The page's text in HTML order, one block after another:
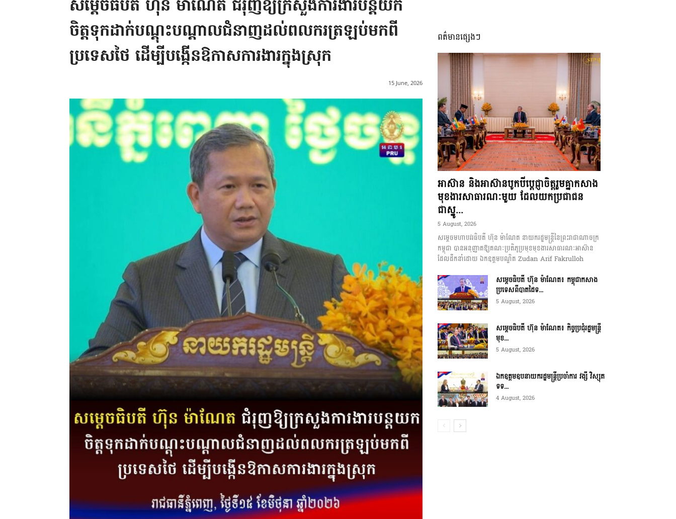
អង្គ
និង
ប្រតិកម្ម
រហ័ស
សម្ដេចធិបតី ហ៊ុន ម៉ាណែត ជំរុញឱ្យក្រសួងការងារបន្តយក
ចិត្តទុកដាក់បណ្ដុះបណ្ដាលជំនាញដល់ពលករត្រឡប់មកពី
ប្រទេសថៃ ដើម្បីបង្កើនឱកាសការងារក្នុងស្រុក
15 June, 2026
ពត៌មានផ្សេងៗ
អាស៊ាន និងអាស៊ានបូកបីប្តេជ្ញាចិត្តរួមគ្នាកសាង
មុខងារសាធារណៈមួយ ដែលយកប្រជាជន
ជាស្នូ...
5 August, 2026
សម្តេចមហាបវរធិបតី ហ៊ុន ម៉ាណែត នាយករដ្ឋមន្ត្រីនៃព្រះរាជាណាចក្រ
កម្ពុជា បានអនុញ្ញាតឱ្យគណៈប្រតិភូប្រមុខមុខងារសាធារណៈអាស៊ាន
ដែលដឹកនាំដោយ ឯកឧត្តមបណ្ឌិត Zudan Arif Fakrulloh
សម្ដេចធិបតី ហ៊ុន ម៉ាណែត៖ កម្ពុជាកសាង
ប្រទេសពីបាតដៃទ...
5 August, 2026
សម្ដេចធិបតី ហ៊ុន ម៉ាណែត៖ កិច្ចប្រជុំរដ្ឋមន្ត្រី
មុខ...
5 August, 2026
ឯកឧត្តមឧបនាយករដ្ឋមន្ត្រីប្រចាំការ វង្សី វិស្សុត
ទទ...
4 August, 2026